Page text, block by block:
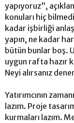
yapıyoruz”,
konuları hiç
kadar işbirliği
yapın, ne kadar
bütün bunlar boş.
uygun rafta hazır
Neyi alırsanız
Yatırımcının
lazım. Proje
kurmaları lazım.